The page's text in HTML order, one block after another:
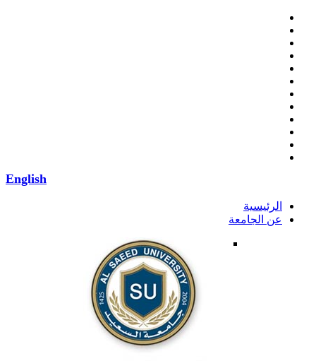
English
الرئيسية
عن الجامعة